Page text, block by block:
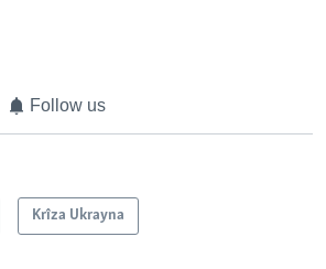
Follow us
Krîza Ukrayna